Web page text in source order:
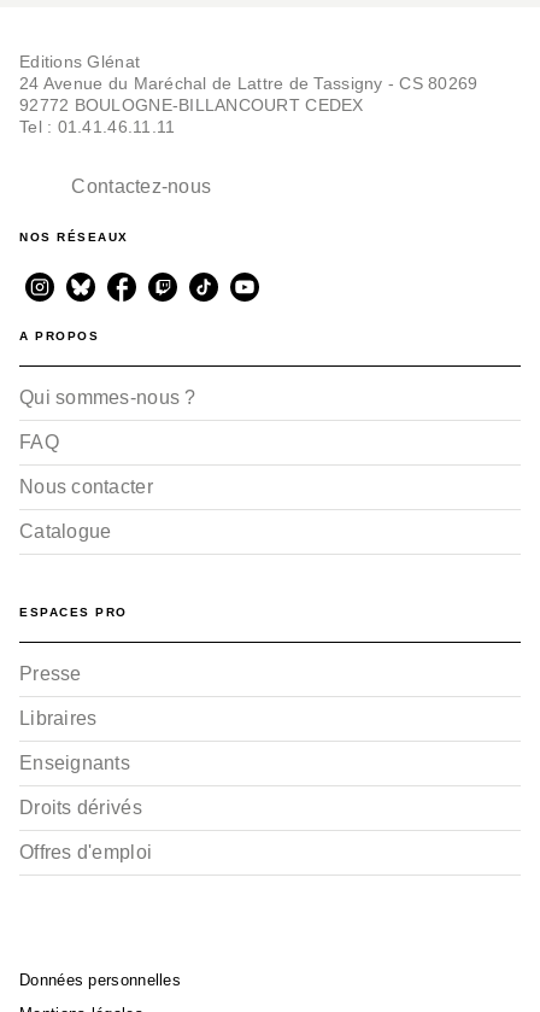
Editions Glénat
24 Avenue du Maréchal de Lattre de Tassigny - CS 80269
92772 BOULOGNE-BILLANCOURT CEDEX
Tel : 01.41.46.11.11
Contactez-nous
NOS RÉSEAUX
A PROPOS
Qui sommes-nous ?
FAQ
Nous contacter
Catalogue
ESPACES PRO
Presse
Libraires
Enseignants
Droits dérivés
Offres d'emploi
Données personnelles